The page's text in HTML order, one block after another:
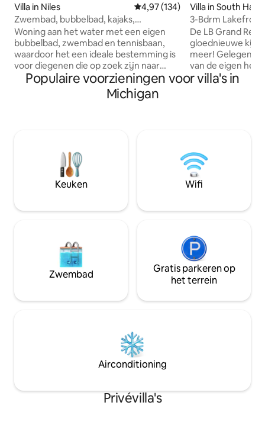
Villa in Niles Gemiddelde beoordeling van
4,97 (134)
Zwembad, bubbelbad, kajaks,
waterkant, SW Michigan
Woning aan het water met een eigen
bubbelbad, zwembad en tennisbaan,
waardoor het een ideale bestemming is
voor diegenen die op zoek zijn naar
zowel ontspanning als recreatie. Bezoek
het prachtige Southwest Michigan en
verblijf in de St. Joe Overlook. Neem
eersteklas voorzieningen. Een reis naar
de St. Joe Overlook is de perfecte plek
om samen te komen en opnieuw
contact te maken. Maximaal aantal
Villa in South
3-Bdrm Lakefront
Grand Residence!
De LB Grand
gloednieuwe kijk
meer! Gelegen in
van de eigen
het beste uitzicht
dagelijkse
turndownservice,
voorzieningen
een van de
Populaire voorzieningen voor villa's in
Michigan
Keuken Wifi
Zwembad
Gratis parkeren op
het terrein
Airconditioning
Privévilla's